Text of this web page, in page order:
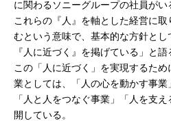
に関わるソニーグループの社員がい
これらの『人』を軸とした経営に取
むという意味で、基本的な方針とし
『人に近づく』を掲げている」と語
この「人に近づく」を実現するため
業としては、「人の心を動かす事業」
「人と人をつなぐ事業」「人を支
開している。